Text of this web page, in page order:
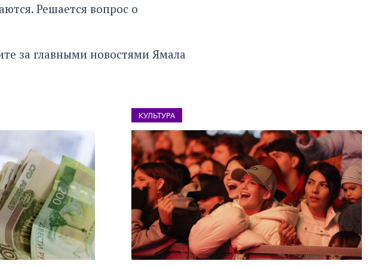
Решается вопрос о
за главными новостями Ямала
КУЛЬТУРА